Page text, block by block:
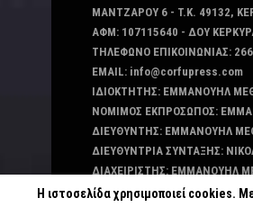
MANTZAΡΟΥ 6 - T.K. 49132,
ΑΦΜ: 107115640 - ΔΟΥ
ΤΗΛΕΦΩΝΟ ΕΠΙΚΟΙΝΩΝΙΑΣ:
EMAIL: info@corfupress.com
ΙΔΙΟΚΤΗΤΗΣ: EMMANOYΗΛ
ΝΟΜΙΜΟΣ ΕΚΠΡΟΣΩΠΟΣ:
ΔΙΕΥΘΥΝΤΗΣ: EMMANOYΗΛ
ΔΙΕΥΘΥΝΤΡΙΑ ΣΥΝΤΑΞΗΣ:
ΔΙΑΧΕΙΡΙΣΤΗΣ: EMMANOYΗΛ
ΔΙΚΑΙΟΥΧΟΣ DOMAIN:
Η ιστοσελίδα χρησιμοποιεί cookies.